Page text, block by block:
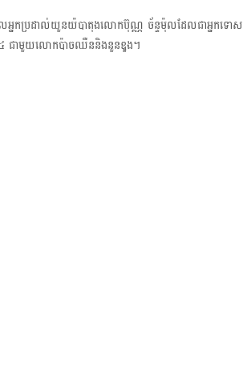
ពូលអ្នកប្រដាល់យួន​យ៉បាតុងលោកប៊ុណ្ណ ច័ន្ទម៉ុលដែលជាអ្នកទោស
៤៤​ ជាមួយលោកប៉ាចឈឺន​និង​នួនឌួង។